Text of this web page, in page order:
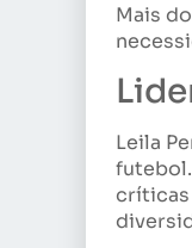
Mais
Leila
críticas